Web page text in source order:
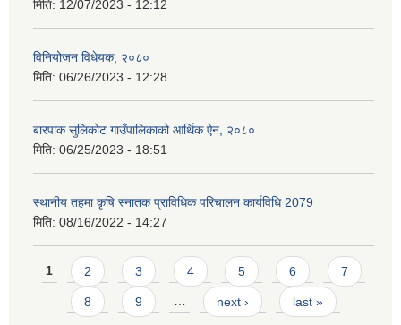
मिति: 12/07/2023 - 12:12
विनियोजन विधेयक, २०८०
मिति: 06/26/2023 - 12:28
बारपाक सुलिकोट गाउँपालिकाको आर्थिक ऐन, २०८०
मिति: 06/25/2023 - 18:51
स्थानीय तहमा कृषि स्नातक प्राविधिक परिचालन कार्यविधि 2079
मिति: 08/16/2022 - 14:27
Pages
1 2 3 4 5 6 7
8 9 … next › last »